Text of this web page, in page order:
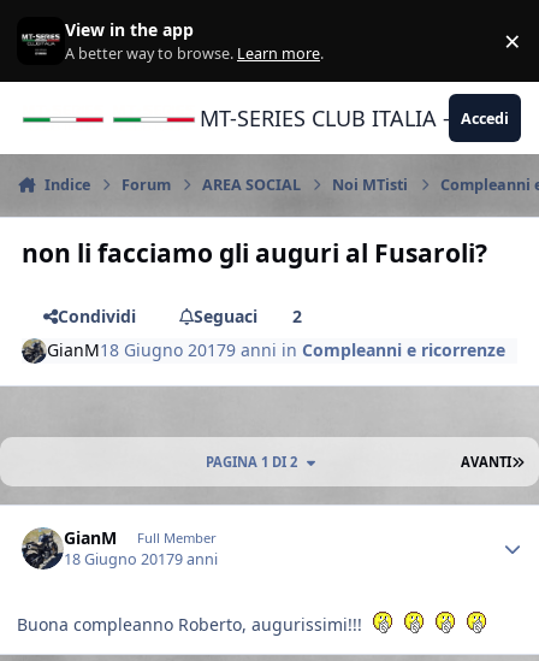
View in the app
A better way to browse. Learn more. ×
MT-SERIES CLUB ITALIA -Accedi
Indice Forum AREA SOCIAL Noi MTisti Compleanni
non li facciamo gli auguri al Fusaroli?
Condividi Seguaci
2
GianM18 Giugno 20179 anni inCompleanni e ricorrenze
AVANTI
PAGINA 1 DI 2
GianM Full Member
18 Giugno 20179 anni
Buona compleanno Roberto, augurissimi!!!